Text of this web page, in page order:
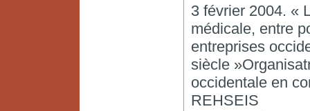
3 février 2004. «
médicale, entre
entreprises
siècle
occidentale en
REHSEIS